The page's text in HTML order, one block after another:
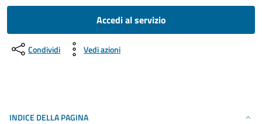
Accedi al servizio
Condividi Vedi azioni
INDICE DELLA PAGINA